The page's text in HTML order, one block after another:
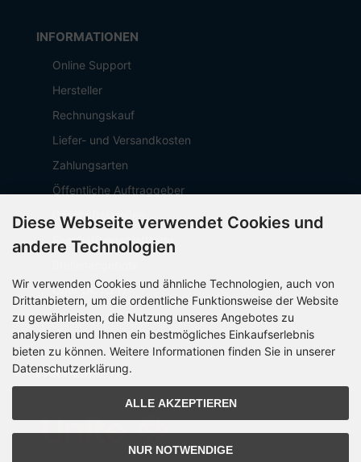
INFORMATIONEN
Online Support
Hersteller
Rechnungskauf
Liefer- und Versandkosten
Zahlungsarten
Öffentliche Auftraggeber
Geschäftskunden
Beschaffungsplattform
Über OCTO IT
Sitemap
PARTNER
Diese Webseite verwendet Cookies und
andere Technologien
Wir verwenden Cookies und ähnliche Technologien, auch von
Drittanbietern, um die ordentliche Funktionsweise der Website
zu gewährleisten, die Nutzung unseres Angebotes zu
analysieren und Ihnen ein bestmögliches Einkaufserlebnis
bieten zu können. Weitere Informationen finden Sie in unserer
Datenschutzerklärung.
ALLE AKZEPTIEREN
NUR NOTWENDIGE